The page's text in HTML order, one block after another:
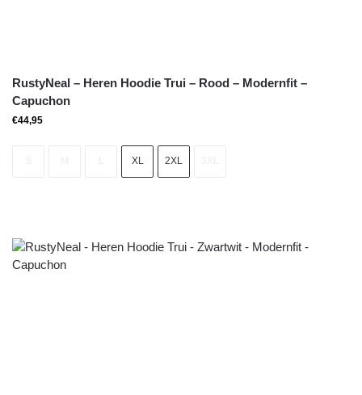
RustyNeal – Heren Hoodie Trui – Rood – Modernfit –
Capuchon
€44,95
XL 2XL